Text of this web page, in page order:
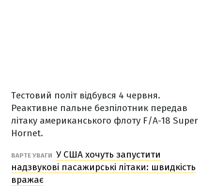
Тестовий політ відбувся 4 червня.
Реактивне пальне безпілотник передав
літаку американського флоту F/A-18 Super
Hornet.
ВАРТЕ УВАГИ У США хочуть запустити
надзвукові пасажирські літаки: швидкість
вражає